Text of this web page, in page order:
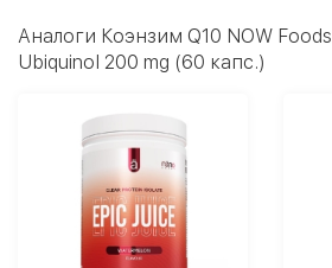
Аналоги Коэнзим Q10 NOW Foods
Ubiquinol 200 mg (60 капс.)